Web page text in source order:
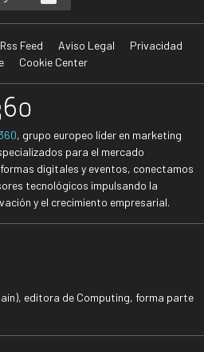
Rss Feed Aviso Legal
Privacidad
Cookie Center
, grupo europeo líder en marketing
para el mercado
digitales y eventos, conectamos
tecnológicos impulsando la
y el crecimiento empresarial.
editora de Computing, forma parte